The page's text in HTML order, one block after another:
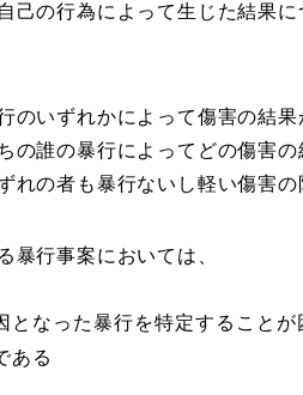
己の行為によって生じた結果
いずれかによって傷害の結
の誰の暴行によってどの傷害
れの者も暴行ないし軽い傷害の
行事案においては、
となった暴行を特定することが
ある